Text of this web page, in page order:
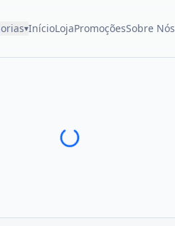
▾InícioLojaPromoçõesSobre Nós